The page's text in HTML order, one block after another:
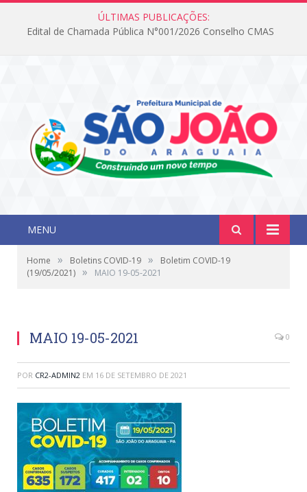
ÚLTIMAS PUBLICAÇÕES:
Edital de Chamada Pública N°001/2026 Conselho CMAS
MENU
Home » Boletins COVID-19 »
Boletim COVID-19
(19/05/2021) » MAIO 19-05-2021
MAIO 19-05-2021 0
POR CR2-ADMIN2 EM 16 DE SETEMBRO DE 2021